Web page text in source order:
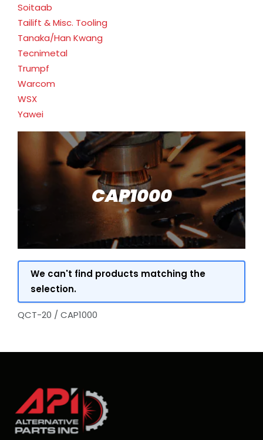
Soitaab
Tailift & Misc. Tooling
Tanaka/Han Kwang
Tecnimetal
Trumpf
Warcom
WSX
Yawei
CAP1000
We can't find products matching the
selection.
QCT-20 / CAP1000